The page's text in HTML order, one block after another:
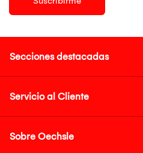
Secciones destacadas
Servicio al Cliente
Sobre Oechsle